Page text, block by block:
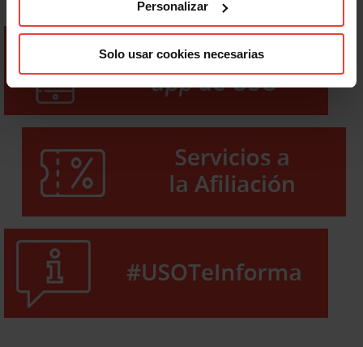
Personalizar
Solo usar cookies necesarias